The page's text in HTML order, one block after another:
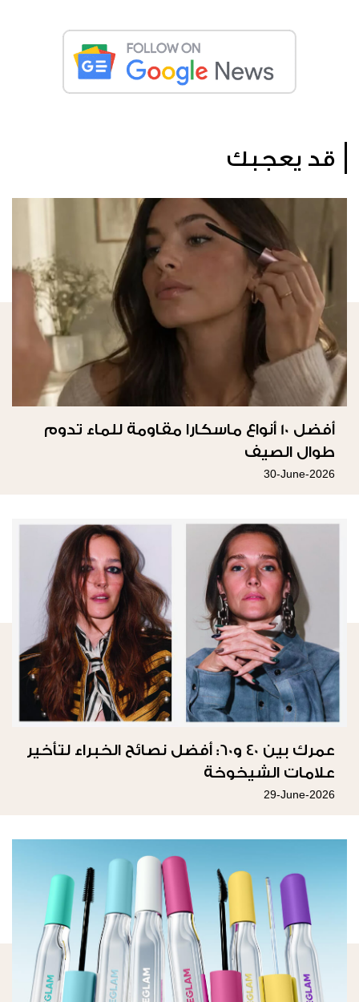
قد يعجبك
أفضل 10 أنواع ماسكارا مقاومة للماء تدوم
طوال الصيف
30-June-2026
عمرك بين 40 و60: أفضل نصائح الخبراء لتأخير
علامات الشيخوخة
29-June-2026